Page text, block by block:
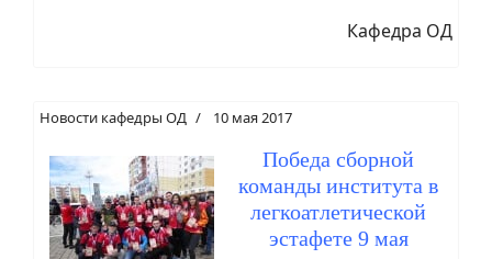
Кафедра ОД
Новости кафедры ОД 10 мая 2017
Победа сборной
команды института в
легкоатлетической
эстафете 9 мая